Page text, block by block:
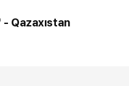
- Qazaxıstan